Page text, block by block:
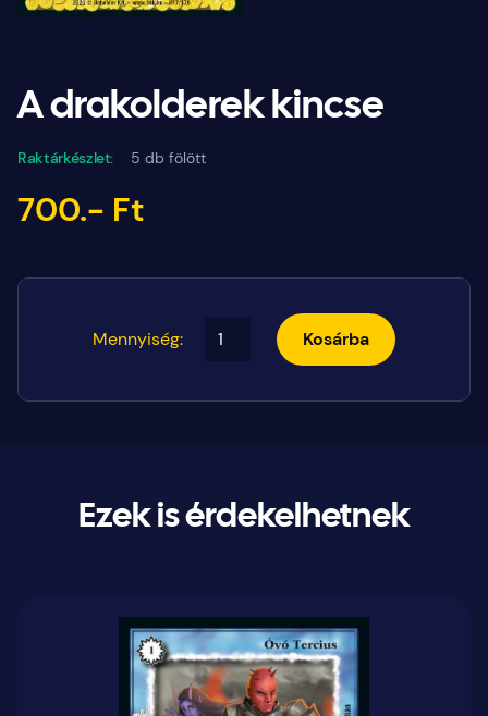
A drakolderek kincse
Raktárkészlet: 5 db fölött
700.- Ft
Mennyiség: Kosárba
Ezek is érdekelhetnek